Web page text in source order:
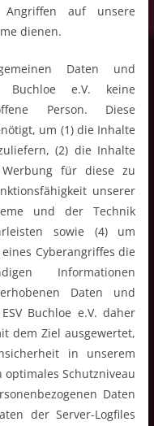
auf unsere
dienen.
Daten und
Buchloe e.V. keine
Person. Diese
um (1) die Inhalte
(2) die Inhalte
für diese zu
unserer
und der Technik
sowie (4) um
Cyberangriffes die
Informationen
Daten und
Buchloe e.V. daher
dem Ziel ausgewertet,
in unserem
Schutzniveau
Daten
der Server-Logfiles